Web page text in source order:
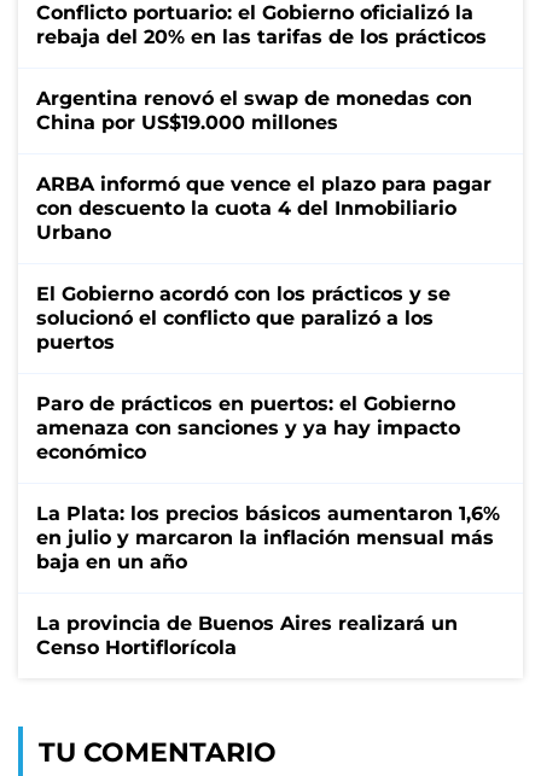
Conflicto portuario: el Gobierno oficializó la
rebaja del 20% en las tarifas de los prácticos
Argentina renovó el swap de monedas con
China por US$19.000 millones
ARBA informó que vence el plazo para pagar
con descuento la cuota 4 del Inmobiliario
Urbano
El Gobierno acordó con los prácticos y se
solucionó el conflicto que paralizó a los
puertos
Paro de prácticos en puertos: el Gobierno
amenaza con sanciones y ya hay impacto
económico
La Plata: los precios básicos aumentaron 1,6%
en julio y marcaron la inflación mensual más
baja en un año
La provincia de Buenos Aires realizará un
Censo Hortiflorícola
TU COMENTARIO